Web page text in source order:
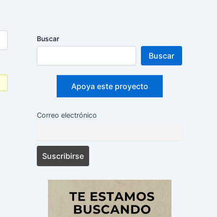
Buscar
Buscar
Apoya este proyecto
Correo electrónico